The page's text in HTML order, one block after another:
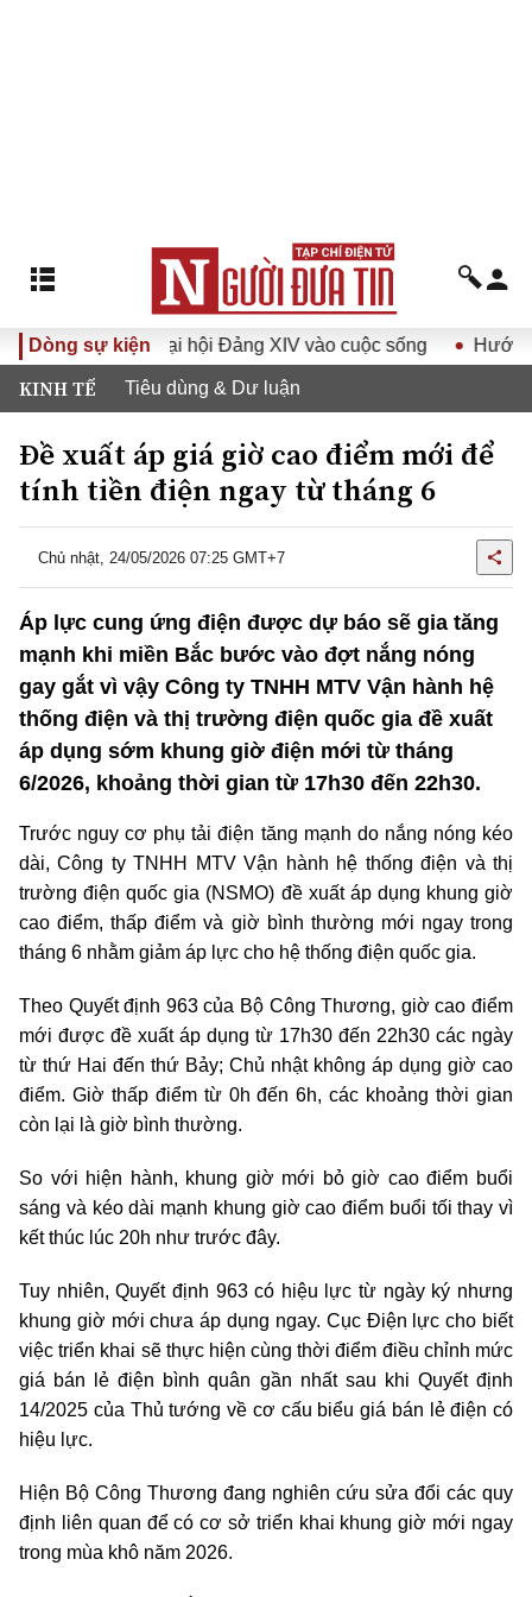
Dòng sự kiện
quyết Đại hội Đảng XIV vào cuộc sống Hướng tới
KINH TẾ Tiêu dùng & Dư luận
Đề xuất áp giá giờ cao điểm mới để
tính tiền điện ngay từ tháng 6
Chủ nhật, 24/05/2026 07:25 GMT+7
Áp lực cung ứng điện được dự báo sẽ gia tăng
mạnh khi miền Bắc bước vào đợt nắng nóng
gay gắt vì vậy Công ty TNHH MTV Vận hành hệ
thống điện và thị trường điện quốc gia đề xuất
áp dụng sớm khung giờ điện mới từ tháng
6/2026, khoảng thời gian từ 17h30 đến 22h30.
Trước nguy cơ phụ tải điện tăng mạnh do nắng nóng kéo
dài, Công ty TNHH MTV Vận hành hệ thống điện và thị
trường điện quốc gia (NSMO) đề xuất áp dụng khung giờ
cao điểm, thấp điểm và giờ bình thường mới ngay trong
tháng 6 nhằm giảm áp lực cho hệ thống điện quốc gia.
Theo Quyết định 963 của Bộ Công Thương, giờ cao điểm
mới được đề xuất áp dụng từ 17h30 đến 22h30 các ngày
từ thứ Hai đến thứ Bảy; Chủ nhật không áp dụng giờ cao
điểm. Giờ thấp điểm từ 0h đến 6h, các khoảng thời gian
còn lại là giờ bình thường.
So với hiện hành, khung giờ mới bỏ giờ cao điểm buổi
sáng và kéo dài mạnh khung giờ cao điểm buổi tối thay vì
kết thúc lúc 20h như trước đây.
Tuy nhiên, Quyết định 963 có hiệu lực từ ngày ký nhưng
khung giờ mới chưa áp dụng ngay. Cục Điện lực cho biết
việc triển khai sẽ thực hiện cùng thời điểm điều chỉnh mức
giá bán lẻ điện bình quân gần nhất sau khi Quyết định
14/2025 của Thủ tướng về cơ cấu biểu giá bán lẻ điện có
hiệu lực.
Hiện Bộ Công Thương đang nghiên cứu sửa đổi các quy
định liên quan để có cơ sở triển khai khung giờ mới ngay
trong mùa khô năm 2026.